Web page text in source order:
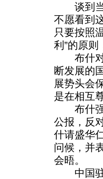
谈到当
不愿看到
只要按照
利”的原
布什对
断发展的
展势头会
是在相互
布什强
公报，反
什请盛华
问候，并
会晤。
中国驻